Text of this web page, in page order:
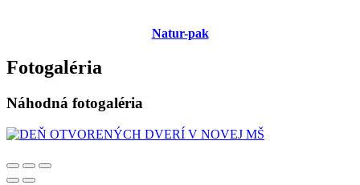
Natur-pak
Fotogaléria
Náhodná fotogaléria